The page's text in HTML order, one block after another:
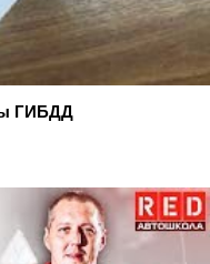
ГИБДД